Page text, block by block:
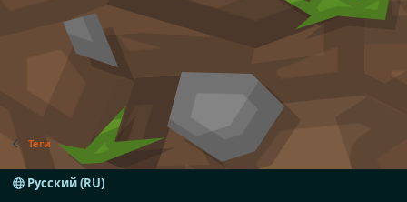
Теги
Русский (RU)